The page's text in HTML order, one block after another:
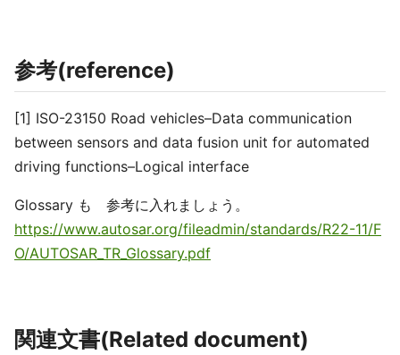
参考(reference)
[1] ISO-23150 Road vehicles–Data communication
between sensors and data fusion unit for automated
driving functions–Logical interface
Glossary も 参考に入れましょう。
https://www.autosar.org/fileadmin/standards/R22-11/F
O/AUTOSAR_TR_Glossary.pdf
関連文書(Related document)